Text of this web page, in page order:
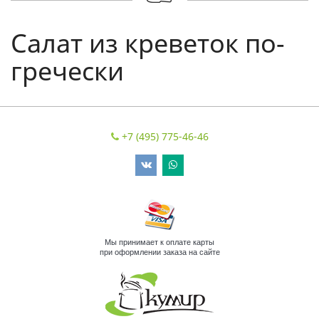
Салат из креветок по-
гречески
+7 (495) 775-46-46
Мы принимает к оплате карты
при оформлении заказа на сайте